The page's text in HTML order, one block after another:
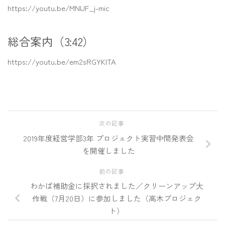
https://youtu.be/MNlJF_j-mic
総合案内（3:42）
https://youtu.be/em2sRGYKITA
次の記事
2019年度経営学部3年 プロジェクト実習中間発表会
を開催しました
前の記事
わかば補助金に採択されました／クリーンアップ大
作戦（7月20日）に参加しました（高木プロジェク
ト）